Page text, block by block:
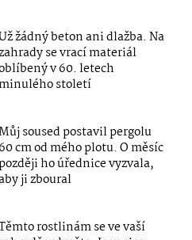
žádný beton ani dlažba. Na
se vrací materiál
v 60. letech
minulého století
soused postavil pergolu
60 cm od mého plotu. O měsíc
později ho úřednice vyzvala,
ji zboural
rostlinám se ve vaší